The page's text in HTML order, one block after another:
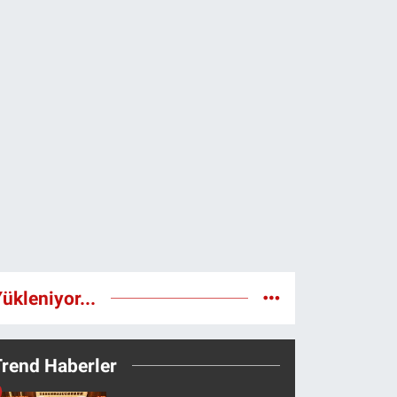
Haberler